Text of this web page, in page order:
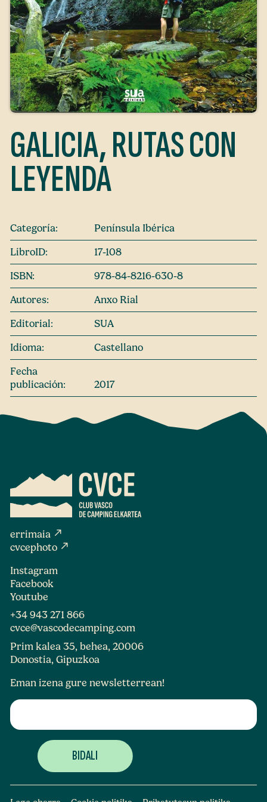
GALICIA, RUTAS CON
LEYENDA
Categoría:
Península Ibérica
LibroID:
17-108
ISBN:
978-84-8216-630-8
Autores:
Anxo Rial
Editorial:
SUA
Idioma:
Castellano
Fecha
publicación:
2017
errimaia north_east
cvcephoto north_east
Instagram
Facebook
Youtube
+34 943 271 866
cvce@vascodecamping.com
Prim kalea 35, behea, 20006
Donostia, Gipuzkoa
Eman izena gure newsletterrean!